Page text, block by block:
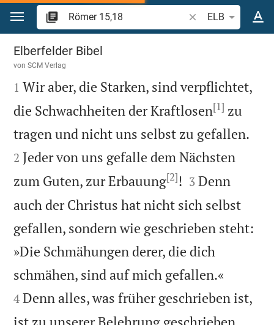
Zum Inhalt springen
Bibelstelle oder
ELB
Römer 15
Elberfelder Bibel
vonSCM Verlag

1 Wir aber, die Starken, sind verpflichtet,
die Schwachheiten der Kraftlosen[1] zu
tragen und nicht uns selbst zu gefallen.
2 Jeder von uns gefalle dem Nächsten
zum Guten, zur Erbauung[2]! 

3 Denn
auch der Christus hat nicht sich selbst
gefallen, sondern wie geschrieben steht:
»Die Schmähungen derer, die dich
schmähen, sind auf mich gefallen.«
4 Denn alles, was früher geschrieben ist,
ist zu unserer Belehrung geschrieben,